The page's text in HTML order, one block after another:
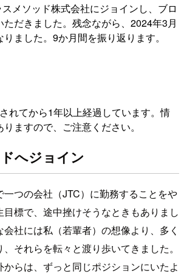
メソッド株式会社にジョインし、ブロ
だきました。残念ながら、2024年3月
ました。9か月間を振り返ります。
れてから1年以上経過しています。情
ますので、ご注意ください。
へジョイン
一つの会社（JTC）に勤務することをや
目標で、途中挫けそうなときもありまし
社には私（若輩者）の想像より、多く
それらを転々と渡り歩いてきました。
からは、ずっと同じポジションにいたよ